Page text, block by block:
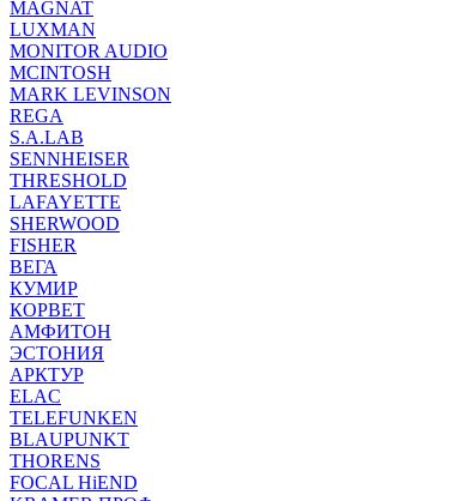
MAGNAT
LUXMAN
MONITOR AUDIO
MCINTOSH
MARK LEVINSON
REGA
S.A.LAB
SENNHEISER
THRESHOLD
LAFAYETTE
SHERWOOD
FISHER
ВЕГА
КУМИР
КОРВЕТ
АМФИТОН
ЭСТОНИЯ
АРКТУР
ELAC
TELEFUNKEN
BLAUPUNKT
THORENS
FOCAL HiEND